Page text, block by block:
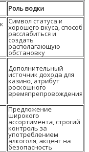
Роль водки
Символ статуса и
хорошего вкуса, способ
расслабиться и
создать
располагающую
обстановку
Дополнительный
источник дохода для
казино, атрибут
роскошного
времяпрепровождения
Предложение
широкого
ассортимента, строгий
контроль за
употреблением
алкоголя, акцент на
безопасность